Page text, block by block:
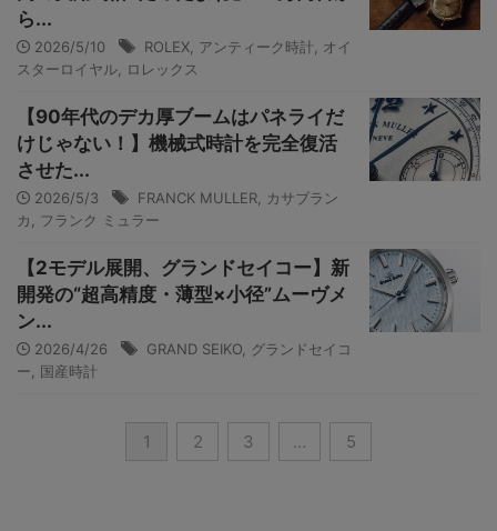
ら...
2026/5/10 ROLEX アンティーク時計
オイ
スターロイヤル
ロレックス
【90年代のデカ厚ブームはパネライだ
けじゃない！】機械式時計を完全復活
させた...
2026/5/3 FRANCK MULLER
カサブラン
カ
フランク ミュラー
【2モデル展開、グランドセイコー】新
開発の“超高精度・薄型×小径”ムーヴメ
ン...
2026/4/26 GRAND SEIKO
グランドセイコ
ー
国産時計
1 2 3 … 5